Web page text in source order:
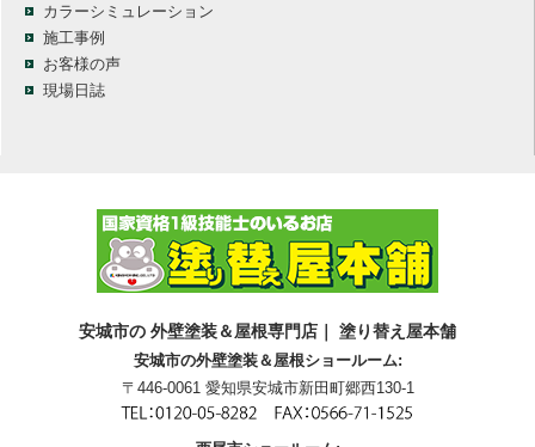
カラーシミュレーション
施工事例
お客様の声
現場日誌
安城市の 外壁塗装＆屋根専門店｜ 塗り替え屋本舗
安城市の外壁塗装＆屋根ショールーム:
〒446-0061 愛知県安城市新田町郷西130-1